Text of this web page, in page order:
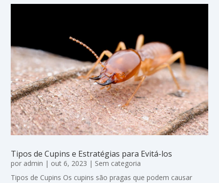
Tipos de Cupins e Estratégias para Evitá-los
por admin | out 6, 2023 | Sem categoria
Tipos de Cupins Os cupins são pragas que podem causar